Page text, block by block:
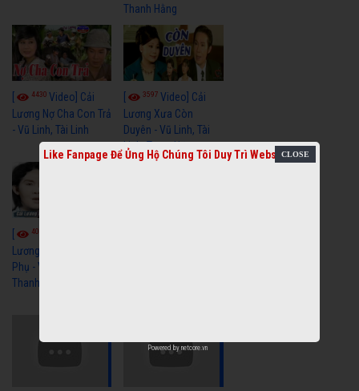
Thanh Hằng
4430 Video] Cải
Lương Nợ Cha Con Trả
- Vũ Linh, Tài Linh
3597Video] Cải
Lương Xưa Còn
Duyên - Vũ Linh, Tài
Linh, Trọng Hữu
4010
Lương Xưa Cô Dâu
Phụ - Vũ Linh, Tài Linh,
Thanh Ngân
Like Fanpage Để Ủng Hộ Chúng Tôi Duy Trì Website
Powered by netcore.vn